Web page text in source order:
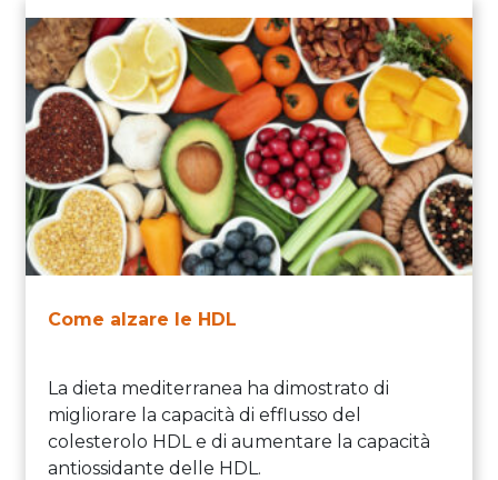
Come alzare le HDL
La dieta mediterranea ha dimostrato di
migliorare la capacità di efflusso del
colesterolo HDL e di aumentare la capacità
antiossidante delle HDL.